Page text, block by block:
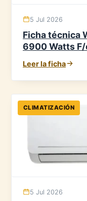
5 Jul 2026
Ficha técnica
6900 Watts
Leer la ficha
CLIMATIZACIÓN
5 Jul 2026